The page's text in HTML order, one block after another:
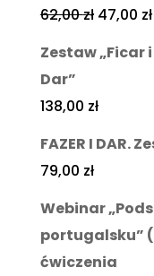
62,00zł 47,00 zł
Zestaw „Ficar
Dar”
138,00 zł
FAZER I DAR.
79,00 zł
Webinar
portugalsku”
ćwiczenia